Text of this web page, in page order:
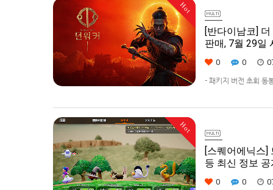
Hot
[반다이남코]
판매, 7월 29일
0 0
- 패키지 버전 초회 동
Hot
[스퀘어에닉스]
등 최신 정보 공
0 0